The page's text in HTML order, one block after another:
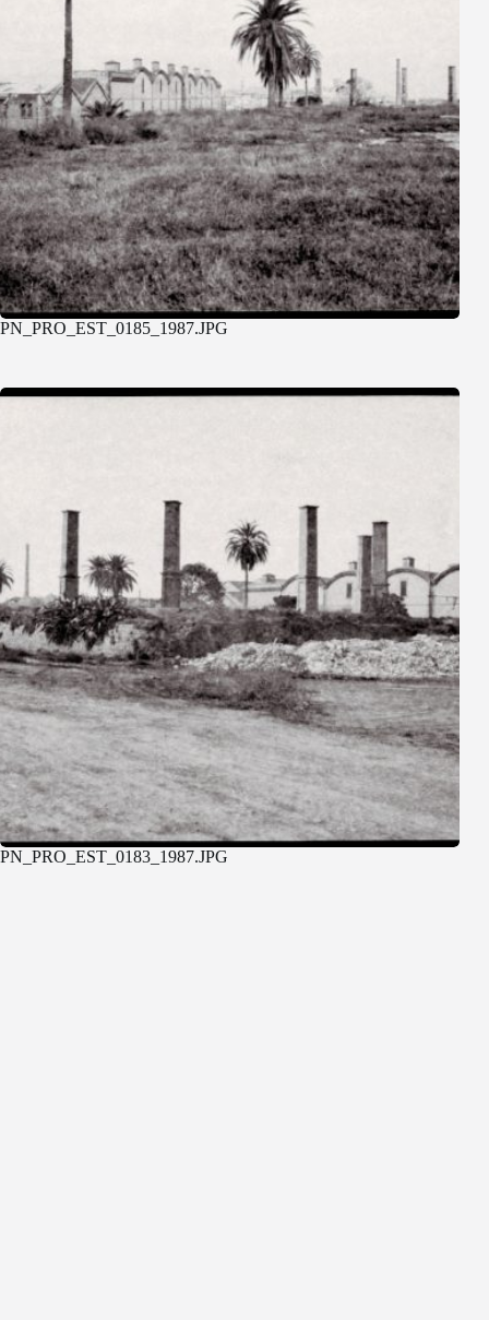
PN_PRO_EST_0185_1987.JPG
PN_PRO_EST_0183_1987.JPG